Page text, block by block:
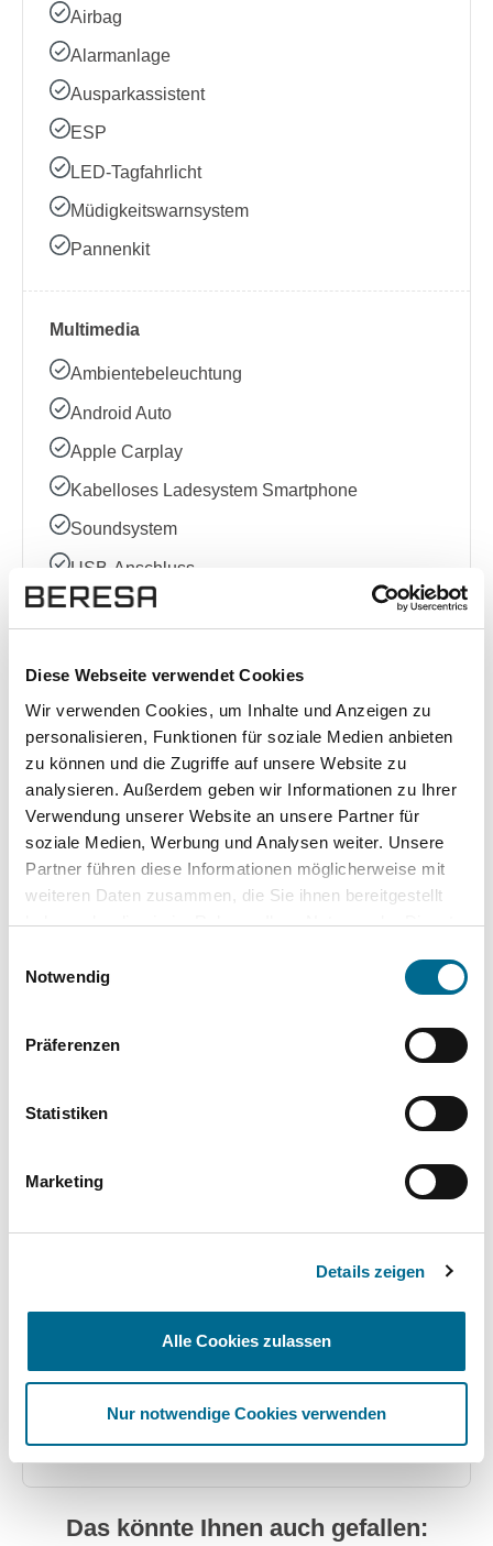
Diese Webseite verwendet Cookies
Wir verwenden Cookies, um Inhalte und Anzeigen zu
personalisieren, Funktionen für soziale Medien anbieten
zu können und die Zugriffe auf unsere Website zu
analysieren. Außerdem geben wir Informationen zu Ihrer
Verwendung unserer Website an unsere Partner für
soziale Medien, Werbung und Analysen weiter. Unsere
Partner führen diese Informationen möglicherweise mit
weiteren Daten zusammen, die Sie ihnen bereitgestellt
haben oder die sie im Rahmen Ihrer Nutzung der Dienste
Cookies, wenn Sie unsere Webseite weiterhin nutzen.
Notwendig
Präferenzen
Statistiken
Marketing
Details zeigen
Alle Cookies zulassen
Nur notwendige Cookies verwenden
Airbag
Alarmanlage
Ausparkassistent
ESP
LED-Tagfahrlicht
Müdigkeitswarnsystem
Pannenkit
Multimedia
Ambientebeleuchtung
Android Auto
Apple Carplay
Kabelloses Ladesystem Smartphone
Soundsystem
USB-Anschluss
Bluetooth
DAB Radio
Multifunktionslenkrad
Radio
Sprachsteuerung
Volldigitales Kombiinstrument
Schaltwippen
30827 Garbsen
Anfahrt (Google Maps)
05131 4917-0
Das könnte Ihnen auch gefallen: